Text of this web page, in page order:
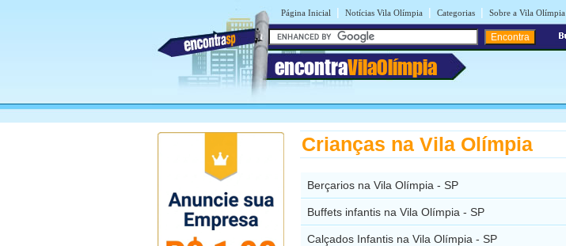
Página Inicial | Notícias Vila Olímpia | Categorias | Sobre a Vila Olímpia
encontraVilaOlímpia
Crianças na Vila Olímpia
Berçarios na Vila Olímpia - SP
Buffets infantis na Vila Olímpia - SP
Calçados Infantis na Vila Olímpia - SP